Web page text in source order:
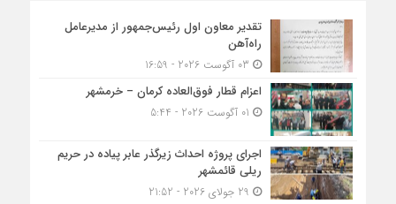
تقدیر معاون اول رئیس‌جمهور از مدیرعامل
راه‌آهن
اعزام قطار فوق‌العاده کرمان – خرمشهر
اجرای پروژه احداث زیرگذر عابر پیاده در حریم
ریلی قائمشهر